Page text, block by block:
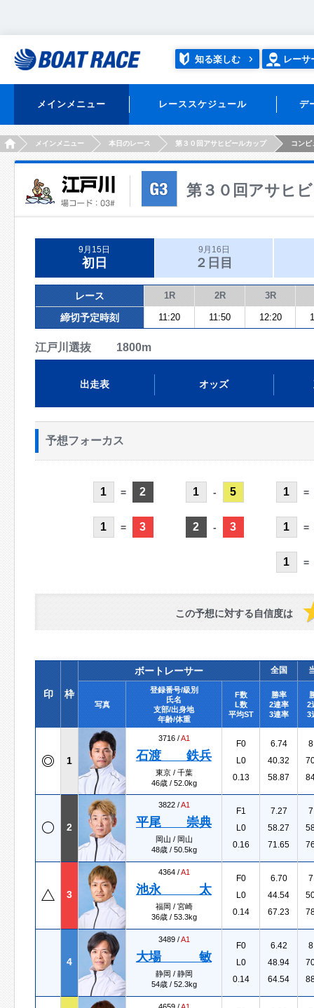
知る楽しむ レーサ
メインメニュー レーススケジュール デ
HOMEメインメニュー 本日のレース 第３０回アサヒビールカップ コンピ
第３０回アサヒ
9月15日
初日
9月16日
２日目
レース 1R 2R 3R
締切予定時刻 11:20 11:50 12:20
江戸川選抜 1800m
出走表 オッズ
予想フォーカス
1 = 2
1 = 3
1 - 5
2 - 3
1 =
1 =
1 =
この予想に対する自信度は
印 枠
ボートレーサー 全国
写真
登録番号/級別
氏名
支部/出身地
年齢/体重
F数
L数
平均ST
勝率
2連率
3連率
2
3
1
3716 /A1
石渡 鉄兵
東京 / 千葉
46歳 / 52.0kg
F0
L0
0.13
6.74
40.32
58.87
2
3822 /A1
平尾 崇典
岡山 / 岡山
48歳 / 50.5kg
F1
L0
0.16
7.27
58.27
71.65
3
4364 /A1
池永 太
福岡 / 宮崎
36歳 / 53.3kg
F0
L0
0.14
6.70
44.54
67.23
4
3489 /A1
大場 敏
静岡 / 静岡
54歳 / 52.3kg
F0
L0
0.14
6.42
48.94
64.54